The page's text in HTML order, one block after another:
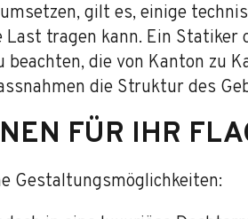
gilt es, einige
tragen kann. Ein
die von Kanton zu
die Struktur des
FÜR IHR
Gestaltungsmöglichkeiten: